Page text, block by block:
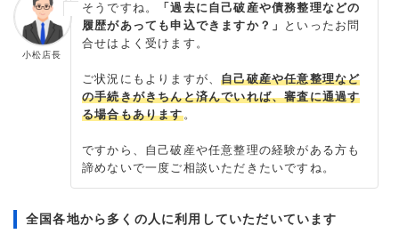
小松店長
そうですね。
「過去に自己破産や債務整理などの
履歴があっても申込できますか？」
といったお問
合せはよく受けます。
ご状況にもよりますが、自己破産や任意整理など
の手続きがきちんと済んでいれば、審査に通過す
る場合もあります。
ですから、自己破産や任意整理の経験がある方も
諦めないで一度ご相談いただきたいですね。
全国各地から多くの人に利用していただいています